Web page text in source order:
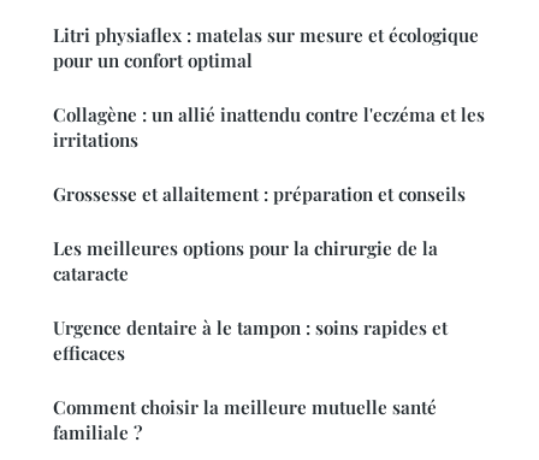
Litri physiaflex : matelas sur mesure et écologique
pour un confort optimal
Collagène : un allié inattendu contre l'eczéma et les
irritations
Grossesse et allaitement : préparation et conseils
Les meilleures options pour la chirurgie de la
cataracte
Urgence dentaire à le tampon : soins rapides et
efficaces
Comment choisir la meilleure mutuelle santé
familiale ?